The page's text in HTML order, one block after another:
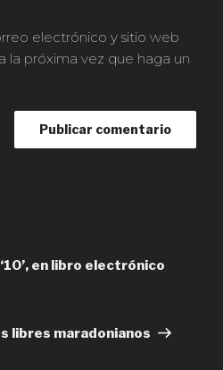
electrónico y sitio web
la próxima vez que haga un
en libro electrónico
libres maradonianos